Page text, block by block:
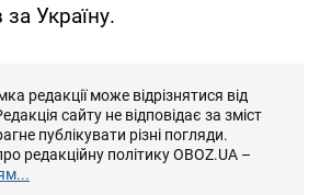
Україну.
редакції може відрізнятися від
сайту не відповідає за зміст
публікувати різні погляди.
редакційну політику OBOZ.UA –